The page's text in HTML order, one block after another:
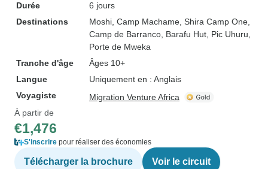
Durée
6 jours
Destinations
Moshi , Camp Machame , Shira Camp One
Camp de Barranco , Barafu Hut , Pic Uhuru
Porte de Mweka
Tranche d'âge
Âges 10+
Langue
Uniquement en : Anglais
Voyagiste
Migration Venture Africa
À partir de
€1,476
S'inscrire pour réaliser des économies
Télécharger la brochure Voir le circuit